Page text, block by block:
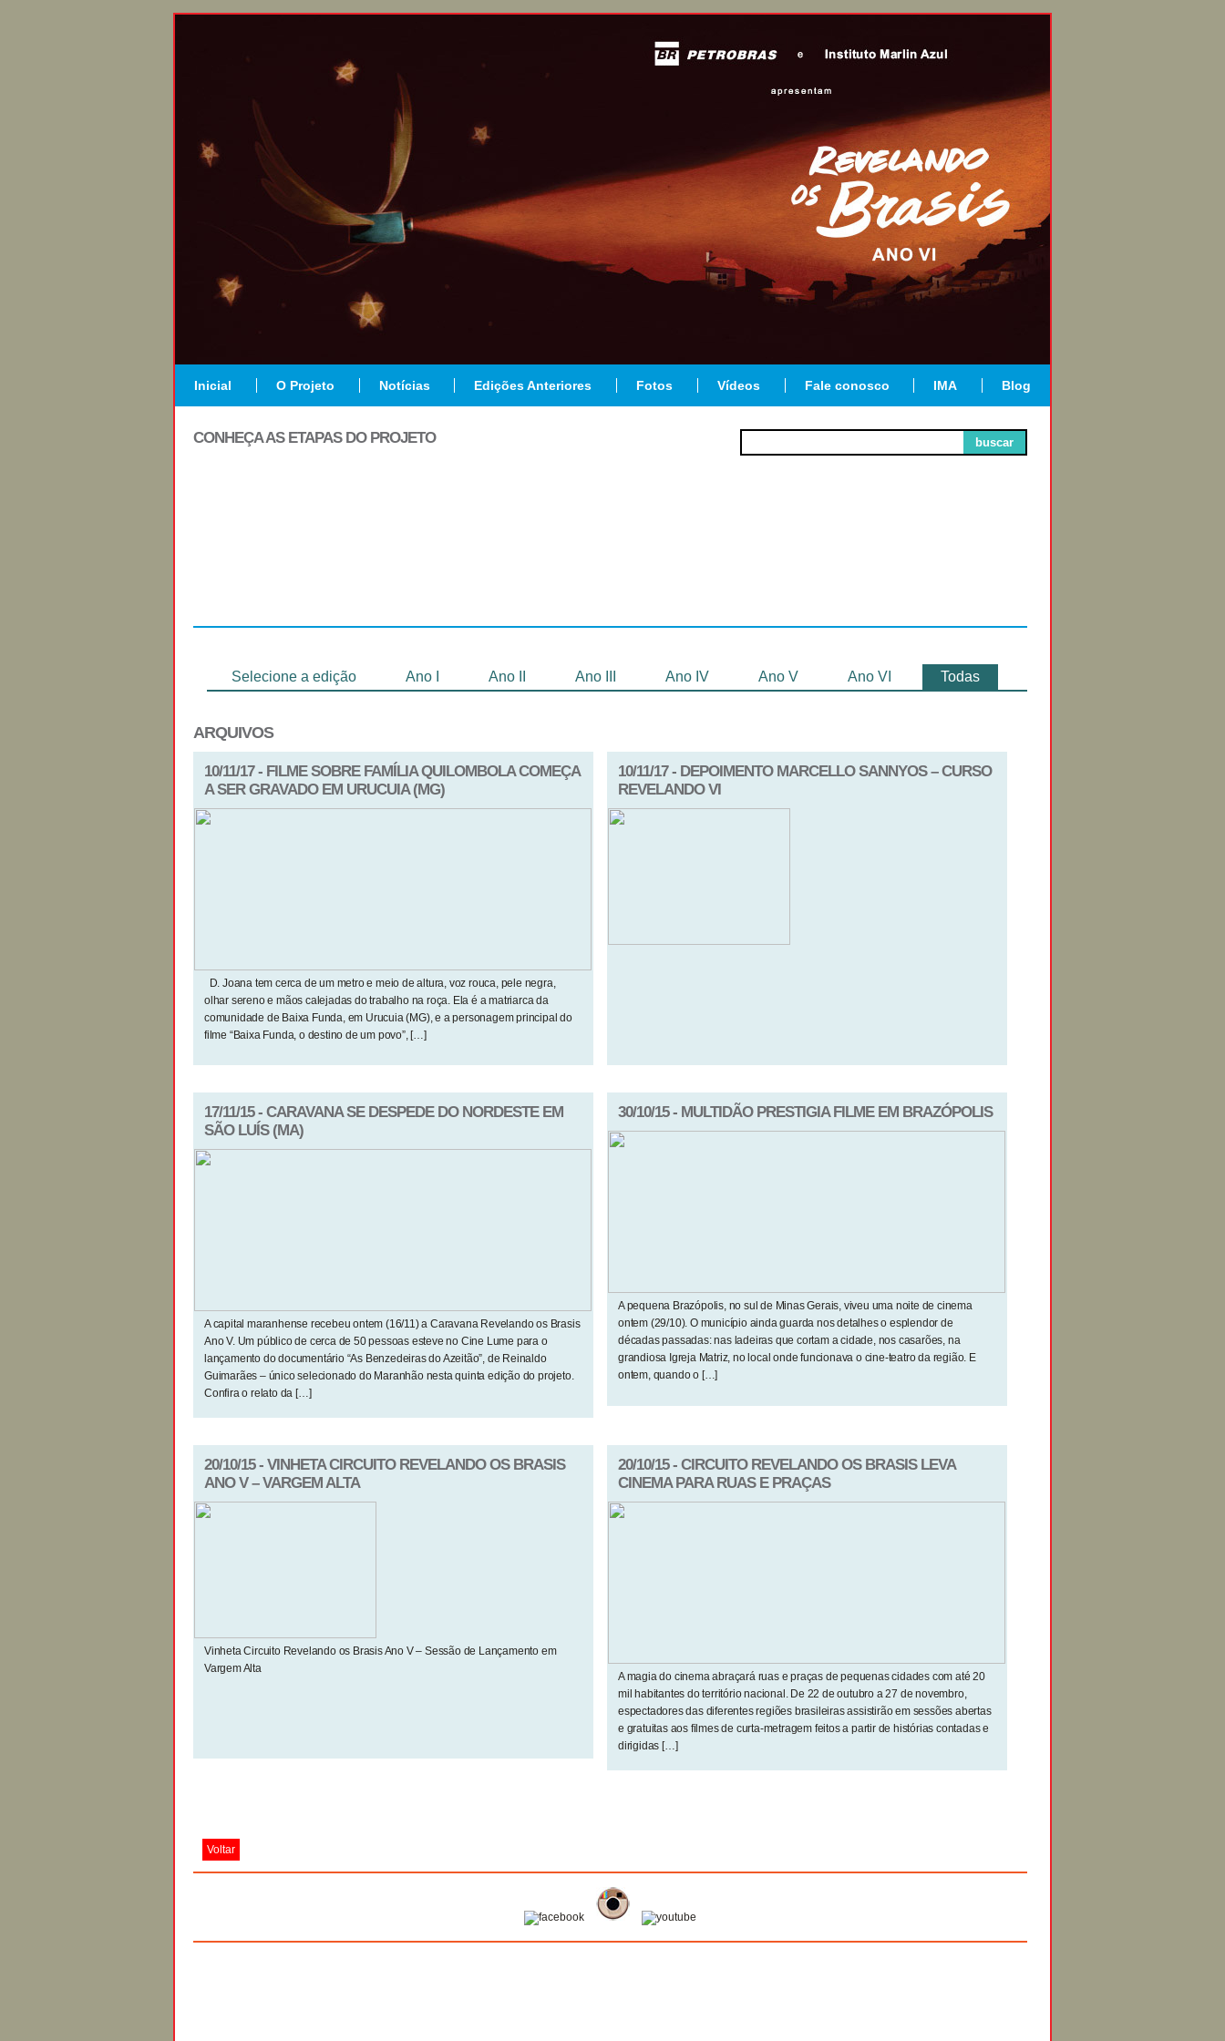
Inicial O Projeto Notícias Edições Anteriores Fotos Vídeos Fale conosco IMA Blog
buscar
CONHEÇA AS ETAPAS DO PROJETO
Selecione a edição Ano I Ano II Ano III Ano IV Ano V Ano VI Todas
ARQUIVOS
10/11/17 - FILME SOBRE FAMÍLIA QUILOMBOLA COMEÇA
A SER GRAVADO EM URUCUIA (MG)
D. Joana tem cerca de um metro e meio de altura, voz rouca, pele negra,
olhar sereno e mãos calejadas do trabalho na roça. Ela é a matriarca da
comunidade de Baixa Funda, em Urucuia (MG), e a personagem principal do
filme “Baixa Funda, o destino de um povo”, […]
10/11/17 - DEPOIMENTO MARCELLO SANNYOS – CURSO
REVELANDO VI
17/11/15 - CARAVANA SE DESPEDE DO NORDESTE EM
SÃO LUÍS (MA)
A capital maranhense recebeu ontem (16/11) a Caravana Revelando os Brasis
Ano V. Um público de cerca de 50 pessoas esteve no Cine Lume para o
lançamento do documentário “As Benzedeiras do Azeitão”, de Reinaldo
Guimarães – único selecionado do Maranhão nesta quinta edição do projeto.
Confira o relato da […]
30/10/15 - MULTIDÃO PRESTIGIA FILME EM BRAZÓPOLIS
A pequena Brazópolis, no sul de Minas Gerais, viveu uma noite de cinema
ontem (29/10). O município ainda guarda nos detalhes o esplendor de
décadas passadas: nas ladeiras que cortam a cidade, nos casarões, na
grandiosa Igreja Matriz, no local onde funcionava o cine-teatro da região. E
ontem, quando o […]
20/10/15 - VINHETA CIRCUITO REVELANDO OS BRASIS
ANO V – VARGEM ALTA
Vinheta Circuito Revelando os Brasis Ano V – Sessão de Lançamento em
Vargem Alta
20/10/15 - CIRCUITO REVELANDO OS BRASIS LEVA
CINEMA PARA RUAS E PRAÇAS
A magia do cinema abraçará ruas e praças de pequenas cidades com até 20
mil habitantes do território nacional. De 22 de outubro a 27 de novembro,
espectadores das diferentes regiões brasileiras assistirão em sessões abertas
e gratuitas aos filmes de curta-metragem feitos a partir de histórias contadas e
dirigidas […]
Voltar